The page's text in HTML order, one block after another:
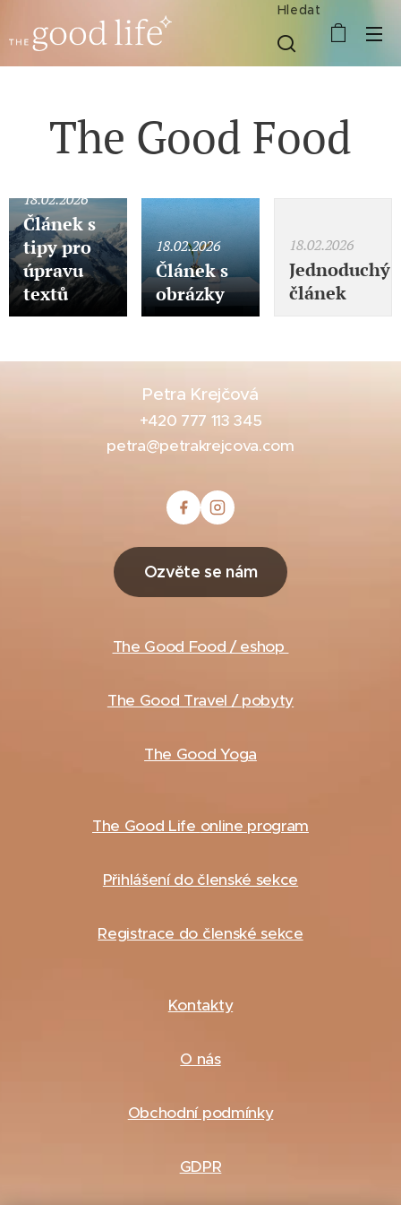
Hledat
The Good Food
18.02.2026
Článek s
tipy pro
úpravu
textů
18.02.2026
Článek s
obrázky
18.02.2026
Jednoduchý
článek
Petra Krejčová
+420 777 113 345
petra@petrakrejcova.com
Ozvěte se nám
The Good Food / eshop
The Good Travel / pobyty
The Good Yoga
The Good Life online program
Přihlášení do členské sekce
Registrace do členské sekce
Kontakty
O nás
Obchodní podmínky
GDPR